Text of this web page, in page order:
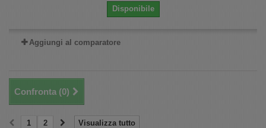
Disponibile
Aggiungi al comparatore
Confronta (0)
Visualizza tutto
1 2